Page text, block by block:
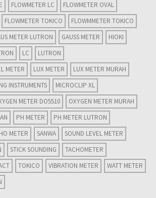
FLOWMETER LC
FLOWMETER OVAL
FLOWMETER TOKICO
FLOWMMETER TOKICO
METER LUTRON GAUSS METER
HIOKI
LC
LUTRON
METER
LUX METER
LUX METER MURAH
INSTRUMENTS
MICROCLIP XL
METER DO5510
OXYGEN METER MURAH
PH METER
PH METER LUTRON
METER
SANWA
SOUND LEVEL METER
STICK SOUNDING
TACHOMETER
TOKICO VIBRATION METER
WATT METER